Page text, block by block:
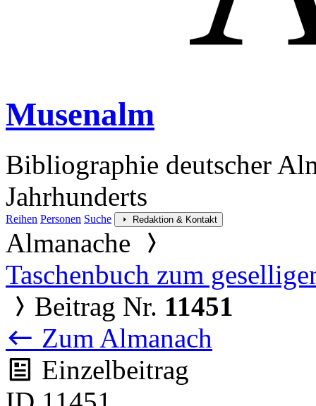
Musenalm
Bibliographie deutscher
Jahrhunderts
Reihen Personen Suche Redaktion & Kontakt
Almanache
Taschenbuch zum
Beitrag Nr. 11451
Zum Almanach
Einzelbeitrag